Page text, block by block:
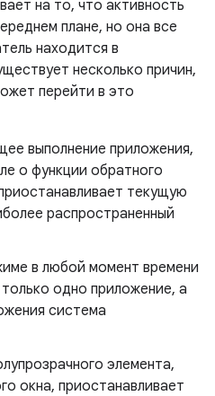
на то, что активность
плане, но она все
находится в
несколько причин,
перейти в это
выполнение приложения,
о функции обратного
текущую
распространенный
в любой момент времени
одно приложение, а
система
элемента,
окна, приостанавливает